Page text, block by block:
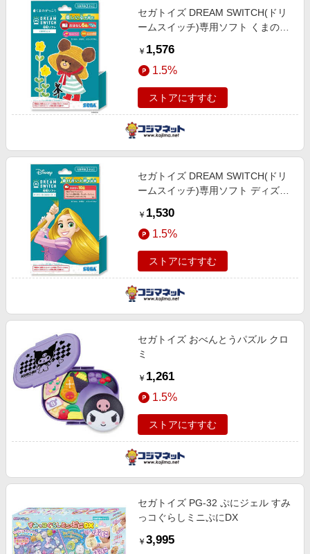
セガトイズ DREAM SWITCH(ドリ
ームスイッチ)専用ソフト くまのが
￥ 1,576
1.5%
ストアにすすむ
セガトイズ DREAM SWITCH(ドリ
ームスイッチ)専用ソフト ディズニ
￥ 1,530
1.5%
ストアにすすむ
セガトイズ おべんとうパズル クロ
ミ
￥ 1,261
1.5%
ストアにすすむ
セガトイズ PG-32 ぷにジェル すみ
っコぐらしミニぷにDX
￥ 3,995